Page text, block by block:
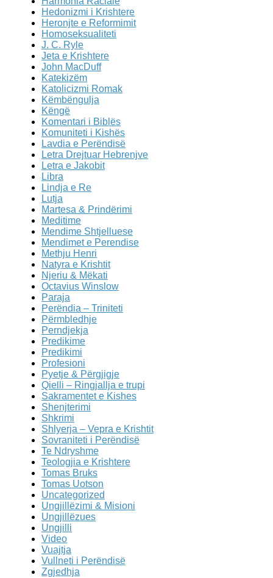
Hedonizmi i Krishtere
Heronjte e Reformimit
Homoseksualiteti
J. C. Ryle
Jeta e Krishtere
John MacDuff
Katekizëm
Katolicizmi Romak
Këmbëngulja
Këngë
Komentari i Biblës
Komuniteti i Kishës
Lavdia e Perëndisë
Letra Drejtuar Hebrenjve
Letra e Jakobit
Libra
Lindja e Re
Lutja
Martesa & Prindërimi
Meditime
Mendime Shtjelluese
Mendimet e Perendise
Methju Henri
Natyra e Krishtit
Njeriu & Mëkati
Octavius Winslow
Paraja
Perëndia – Triniteti
Përmbledhje
Perndjekja
Predikime
Predikimi
Profesioni
Pyetje & Përgjigje
Qielli – Ringjallja e trupi
Sakramentet e Kishes
Shenjterimi
Shkrimi
Shlyerja – Vepra e Krishtit
Sovraniteti i Perëndisë
Te Ndryshme
Teologjia e Krishtere
Tomas Bruks
Tomas Uotson
Uncategorized
Ungjillëzimi & Misioni
Ungjillëzues
Ungjilli
Video
Vuajtja
Vullneti i Perëndisë
Zgjedhja